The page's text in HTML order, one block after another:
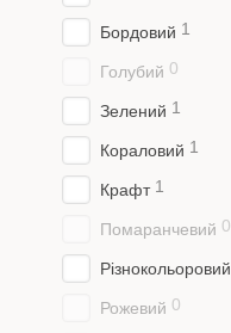
Бордовий 1
Голубий 0
Зелений 1
Кораловий 1
Крафт 1
Помаранчевий 0
Різнокольоровий
Рожевий 0